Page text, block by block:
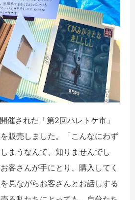
催された「第2回ハレトケ市」
販売しました。「こんなにわず
まうなんて、知りませんでし
客さんが手にとり、購入してく
見ながらお客さんとお話しする